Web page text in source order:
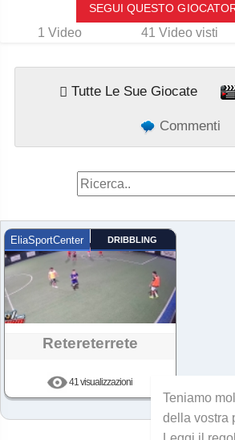
SEGUI QUESTO
1 Video 41 Video visti
Tutte Le Sue Giocate
Commenti
EliaSportCenter DRIBBLING
Retereterrete
41 visualizzazioni
Teniamo
della vostra